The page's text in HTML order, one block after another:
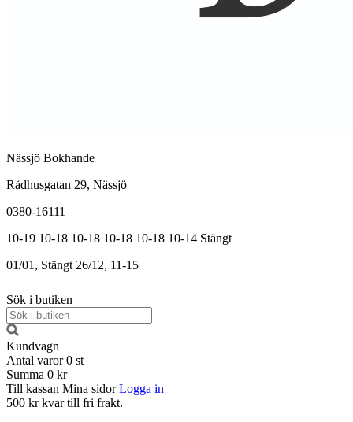
Nässjö Bokhande
Rådhusgatan 29, Nässjö
0380-16111
10-19 10-18 10-18 10-18 10-18 10-14 Stängt
01/01, Stängt 26/12, 11-15
Sök i butiken
Kundvagn
Antal varor 0 st
Summa 0 kr
Till kassan Mina sidor Logga in
500 kr kvar till fri frakt.